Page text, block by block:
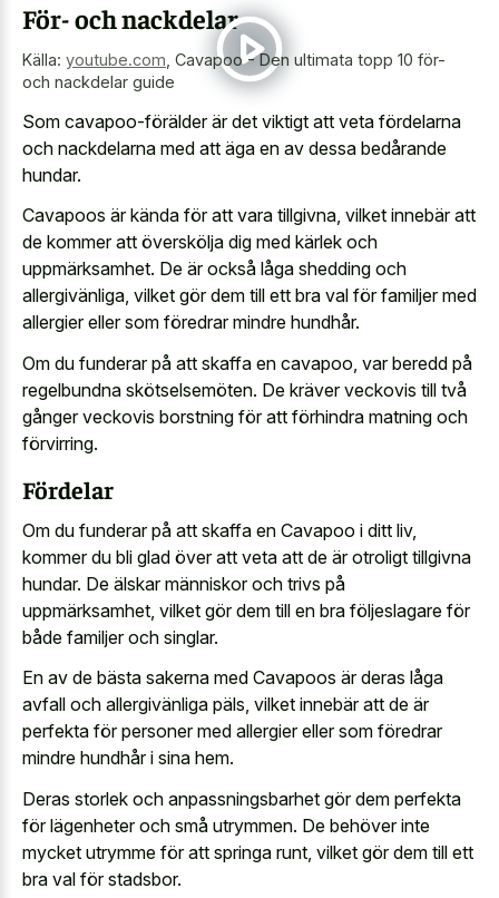
För- och nackdelar
Källa: youtube.com, Cavapoo - Den ultimata topp 10 för-
och nackdelar guide
Som cavapoo-förälder är det viktigt att veta fördelarna
och nackdelarna med att äga en av dessa bedårande
hundar.
Cavapoos är kända för att vara tillgivna, vilket innebär att
de kommer att överskölja dig med kärlek och
uppmärksamhet. De är också låga shedding och
allergivänliga, vilket gör dem till ett bra val för familjer med
allergier eller som föredrar mindre hundhår.
Om du funderar på att skaffa en cavapoo, var beredd på
regelbundna skötselsemöten. De kräver veckovis till två
gånger veckovis borstning för att förhindra matning och
förvirring.
Fördelar
Om du funderar på att skaffa en Cavapoo i ditt liv,
kommer du bli glad över att veta att de är otroligt tillgivna
hundar. De älskar människor och trivs på
uppmärksamhet, vilket gör dem till en bra följeslagare för
både familjer och singlar.
En av de bästa sakerna med Cavapoos är deras låga
avfall och allergivänliga päls, vilket innebär att de är
perfekta för personer med allergier eller som föredrar
mindre hundhår i sina hem.
Deras storlek och anpassningsbarhet gör dem perfekta
för lägenheter och små utrymmen. De behöver inte
mycket utrymme för att springa runt, vilket gör dem till ett
bra val för stadsbor.